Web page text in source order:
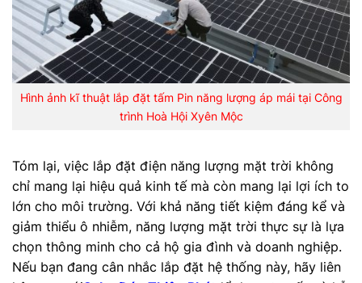
Hình ảnh kĩ thuật lắp đặt tấm Pin năng lượng áp mái tại Công
trình Hoà Hội Xyên Mộc
Tóm lại, việc lắp đặt điện năng lượng mặt trời không
chỉ mang lại hiệu quả kinh tế mà còn mang lại lợi ích to
lớn cho môi trường. Với khả năng tiết kiệm đáng kể và
giảm thiểu ô nhiễm, năng lượng mặt trời thực sự là lựa
chọn thông minh cho cả hộ gia đình và doanh nghiệp.
Nếu bạn đang cân nhắc lắp đặt hệ thống này, hãy liên